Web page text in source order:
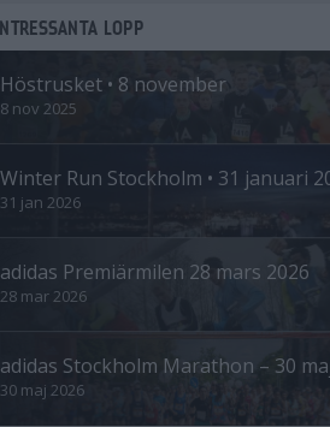
LOPP
Höstrusket • 8 november
8 nov 2025
Winter Run Stockholm • 31 januari
31 jan 2026
adidas Premiärmilen 28 mars 2026
28 mar 2026
adidas Stockholm Marathon – 30
30 maj 2026